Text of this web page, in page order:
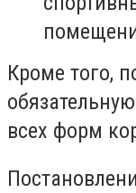
Кроме того,
всех форм